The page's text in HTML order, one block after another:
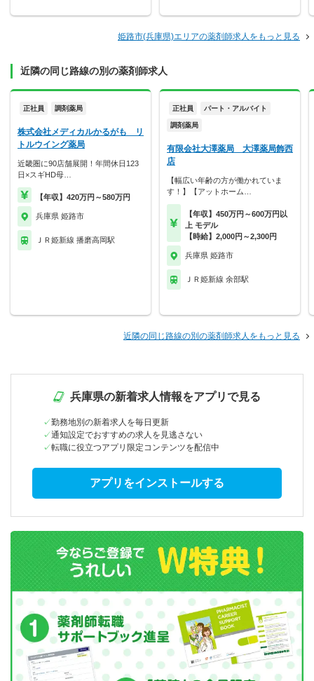
姫路市(兵庫県)エリアの薬剤師求人をもっと見る
近隣の同じ路線の別の薬剤師求人
正社員 調剤薬局
株式会社メディカルかるがも リ
トルウイング薬局
近畿圏に90店舗展開！年間休日123
日×スギHD母…
【年収】420万円～580万円
兵庫県 姫路市
ＪＲ姫新線 播磨高岡駅
正社員 パート・アルバイト
調剤薬局
有限会社大澤薬局 大澤薬局飾西
店
【幅広い年齢の方が働かれていま
す！】【アットホーム…
【年収】450万円～600万円以
上 モデル
【時給】2,000円～2,300円
兵庫県 姫路市
ＪＲ姫新線 余部駅
近隣の同じ路線の別の薬剤師求人をもっと見る
兵庫県の新着求人情報をアプリで見る
勤務地別の新着求人を毎日更新
通知設定でおすすめの求人を見逃さない
転職に役立つアプリ限定コンテンツを配信中
アプリをインストールする